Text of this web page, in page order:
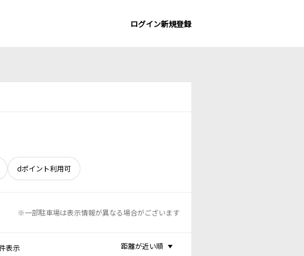
ログイン新規登録
dポイント利用可
※一部駐車場は表示情報が異なる場合がございます
表示 距離が近い順